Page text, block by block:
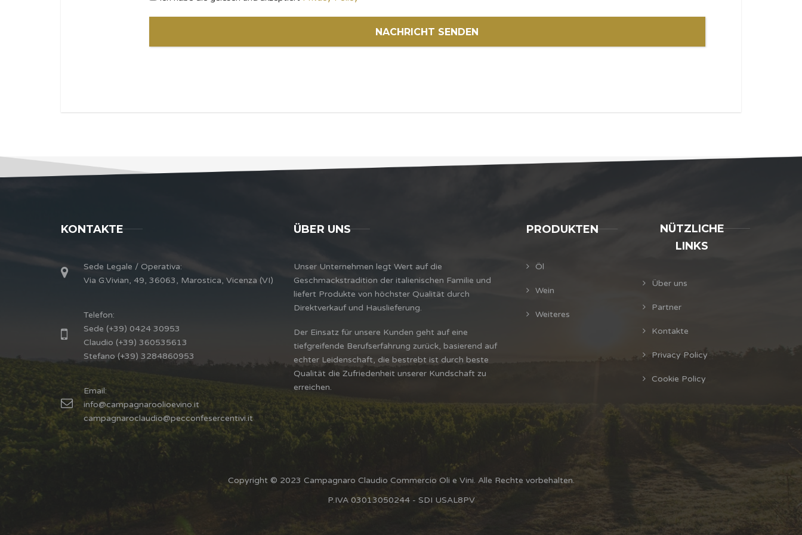
NACHRICHT SENDEN
KONTAKTE
Sede Legale / Operativa:
Via G.Vivian, 49, 36063, Marostica, Vicenza (VI)
Telefon:
Sede (+39) 0424 30953
Claudio (+39) 360535613
Stefano (+39) 3284860953
Email:
info@campagnaroolioevino.it
campagnaroclaudio@pecconfesercentivi.it
ÜBER UNS
Unser Unternehmen legt Wert auf die
Geschmackstradition der italienischen Familie und
liefert Produkte von höchster Qualität durch
Direktverkauf und Hauslieferung.
Der Einsatz für unsere Kunden geht auf eine
tiefgreifende Berufserfahrung zurück, basierend auf
echter Leidenschaft, die bestrebt ist durch beste
Qualität die Zufriedenheit unserer Kundschaft zu
erreichen.
PRODUKTEN
Öl
Wein
Weiteres
NÜTZLICHE
LINKS
Über uns
Partner
Kontakte
Privacy Policy
Cookie Policy
Copyright © 2023 Campagnaro Claudio Commercio Oli e Vini. Alle Rechte vorbehalten.
P.IVA 03013050244 - SDI USAL8PV